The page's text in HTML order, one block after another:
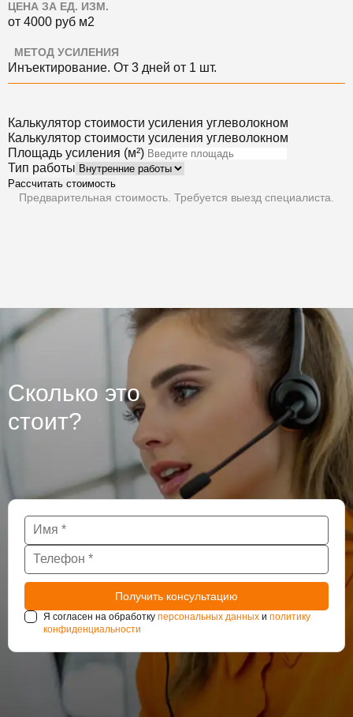
ЦЕНА ЗА ЕД. ИЗМ.
от 4000 руб м2
МЕТОД УСИЛЕНИЯ
Инъектирование. От 3 дней от 1 шт.
Калькулятор стоимости усиления углеволокном
Калькулятор стоимости усиления углеволокном
Площадь усиления (м²)
Тип работы
Рассчитать стоимость
Предварительная стоимость. Требуется выезд специалиста.
Сколько это
стоит?
Я согласен на обработку персональных данных и политику
конфиденциальности